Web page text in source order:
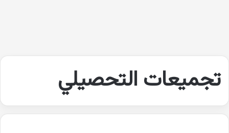
تجميعات التحصيلي